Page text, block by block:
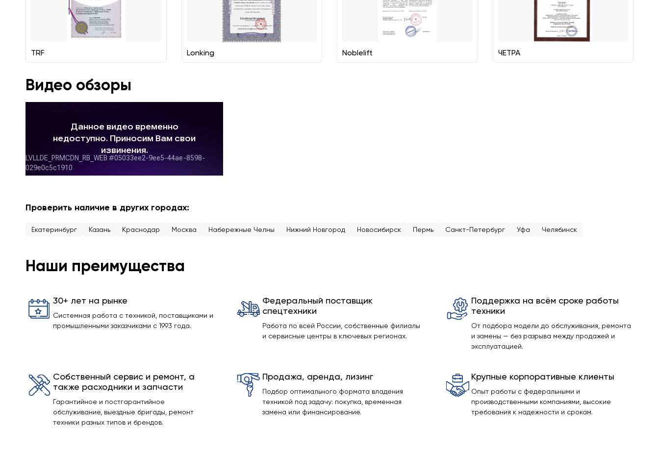
TRF Lonking Noblelift ЧЕТРА
Видео обзоры
Проверить наличие в других городах:
Екатеринбург Казань Краснодар Москва Набережные Челны Нижний Новгород Новосибирск Пермь Санкт-Петербург Уфа Челябинск
Наши преимущества
30+ лет на рынке
Системная работа с техникой, поставщиками и
промышленными заказчиками с 1993 года.
Федеральный поставщик
спецтехники
Работа по всей России, собственные филиалы
и сервисные центры в ключевых регионах.
Поддержка на всём сроке работы
техники
От подбора модели до обслуживания, ремонта
и замены — без разрыва между продажей и
эксплуатацией.
Собственный сервис и ремонт, а
также расходники и запчасти
Гарантийное и постгарантийное
обслуживание, выездные бригады, ремонт
техники разных типов и брендов.
Продажа, аренда, лизинг
Подбор оптимального формата владения
техникой под задачу: покупка, временная
замена или финансирование.
Крупные корпоративные клиенты
Опыт работы с федеральными и
производственными компаниями, высокие
требования к надежности и срокам.